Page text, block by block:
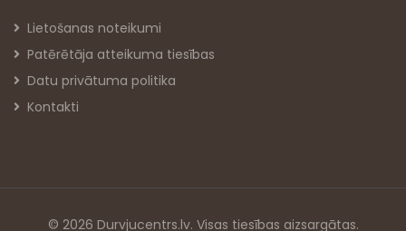
Lietošanas noteikumi
Patērētāja atteikuma tiesības
Datu privātuma politika
Kontakti
© 2026 Durvjucentrs.lv. Visas tiesības aizsargātas.